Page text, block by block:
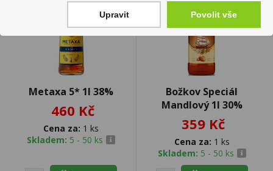
Metaxa 5* 1l 38%
460 Kč
Cena za: 1 ks
Skladem: 5 - 50 ks
Božkov Speciál
Mandlový 1l 30%
359 Kč
Cena za: 1 ks
Skladem: 5 - 50 ks
Upravit Povolit vše